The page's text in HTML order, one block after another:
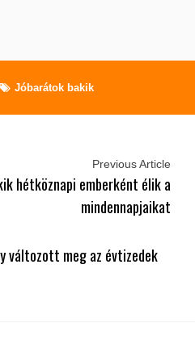
Jóbarátok bakik
Previous Article
hétköznapi emberként élik a
mindennapjaikat
változott meg az évtizedek